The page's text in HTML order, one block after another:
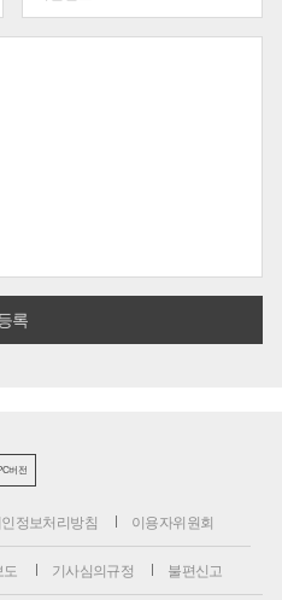
버전
인정보처리방침 이용자위원회
도 기사심의규정 불편신고